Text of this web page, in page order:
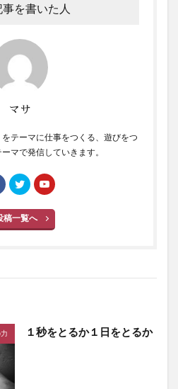
事を書いた人
マサ
をテーマに仕事をつくる、遊びをつ
マで発信していきます。
稿一覧へ
１秒をとるか１日をとるか